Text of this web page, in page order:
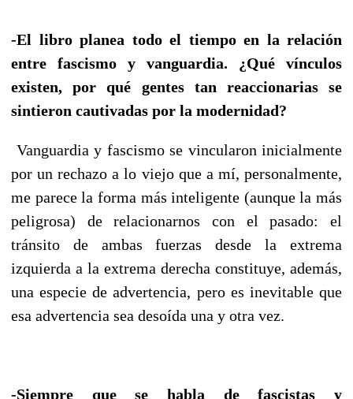
-El libro planea todo el tiempo en la relación
entre fascismo y vanguardia. ¿Qué vínculos
existen, por qué gentes tan reaccionarias se
sintieron cautivadas por la modernidad?
Vanguardia y fascismo se vincularon inicialmente
por un rechazo a lo viejo que a mí, personalmente,
me parece la forma más inteligente (aunque la más
peligrosa) de relacionarnos con el pasado: el
tránsito de ambas fuerzas desde la extrema
izquierda a la extrema derecha constituye, además,
una especie de advertencia, pero es inevitable que
esa advertencia sea desoída una y otra vez.
-Siempre que se habla de fascistas y